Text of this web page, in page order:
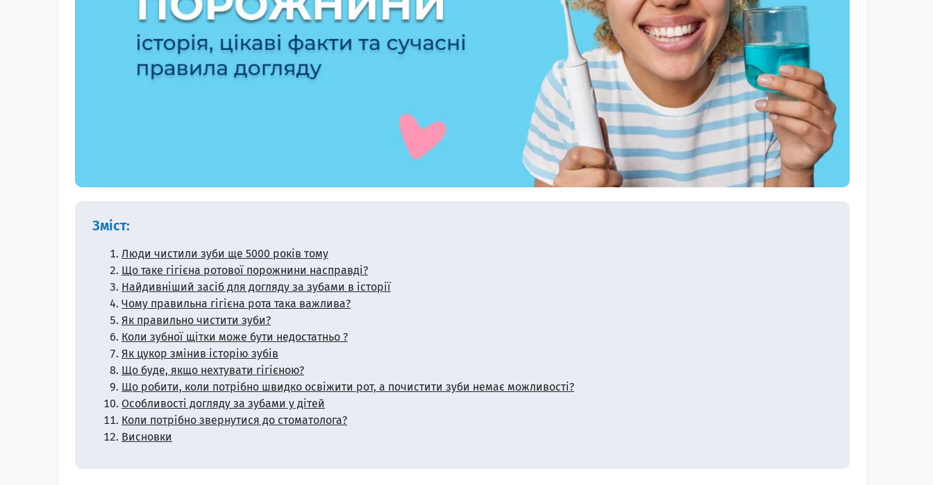
Зміст:
Люди чистили зуби ще 5000 років тому
Що таке гігієна ротової порожнини насправді?
Найдивніший засіб для догляду за зубами в історії
Чому правильна гігієна рота така важлива?
Як правильно чистити зуби?
Коли зубної щітки може бути недостатньо ?
Як цукор змінив історію зубів
Що буде, якщо нехтувати гігієною?
Що робити, коли потрібно швидко освіжити рот, а почистити зуби немає можливості?
Особливості догляду за зубами у дітей
Коли потрібно звернутися до стоматолога?
Висновки